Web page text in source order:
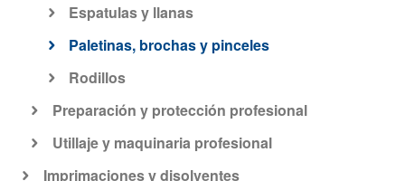
Espatulas y llanas
Paletinas, brochas y pinceles
Rodillos
Preparación y protección profesional
Utillaje y maquinaria profesional
Imprimaciones y disolventes